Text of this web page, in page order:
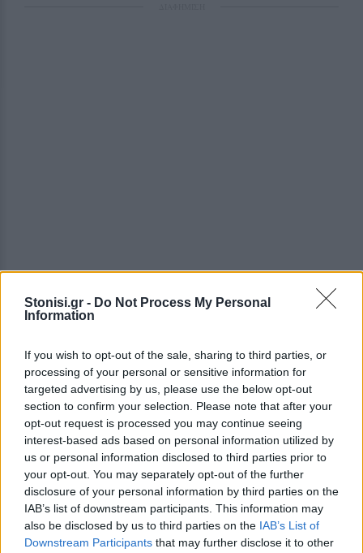
Stonisi.gr - Do Not Process My Personal
Information
If you wish to opt-out of the sale, sharing to third parties, or
processing of your personal or sensitive information for
targeted advertising by us, please use the below opt-out
section to confirm your selection. Please note that after your
opt-out request is processed you may continue seeing
interest-based ads based on personal information utilized by
us or personal information disclosed to third parties prior to
your opt-out. You may separately opt-out of the further
disclosure of your personal information by third parties on the
IAB’s list of downstream participants. This information may
also be disclosed by us to third parties on the IAB’s List of
Downstream Participants that may further disclose it to other
Ο δήμαρχος Παναγιώτης Χριστόφας, παίρνοντας
τον λόγο, παραδέχτηκε ότι από την πρώτη στιγμή
που ανέλαβε γνώριζε τα σοβαρά προβλήματα και
τις καθυστερήσεις. «Ο στόχος μας ήταν να
ολοκληρωθεί το παραλιακό μέτωπο πριν την
τουριστική περίοδο, γι’ αυτό και προτιμήσαμε να
δοθεί η Κομνηνάκη. Όμως ακόμη και εκεί υπήρχαν
τεράστιες καθυστερήσεις», ανέφερε